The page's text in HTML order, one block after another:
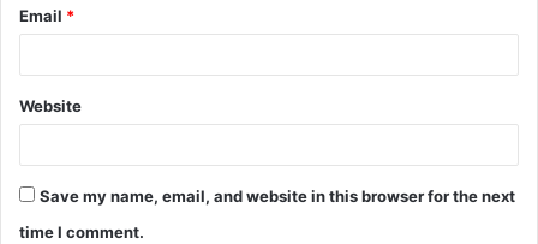
Email *
Website
Save my name, email, and website in this browser for the next
time I comment.